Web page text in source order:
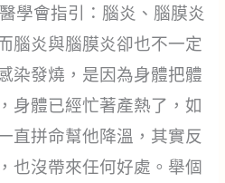
學會指引：腦炎、腦膜炎
腦炎與腦膜炎卻也不一定
染發燒，是因為身體把體
身體已經忙著產熱了，如
直拼命幫他降溫，其實反
也沒帶來任何好處。舉個